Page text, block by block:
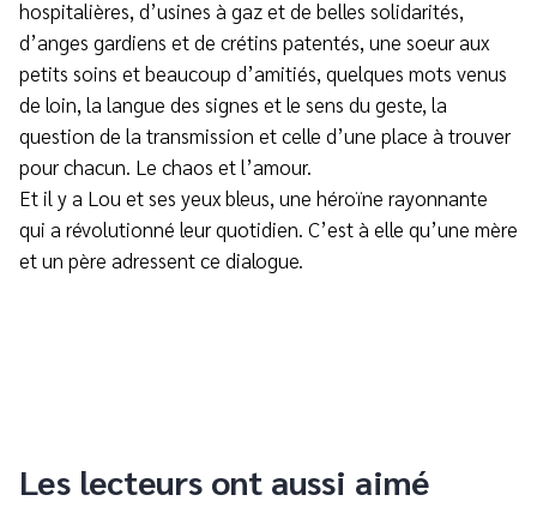
hospitalières, d’usines à gaz et de belles solidarités,
d’anges gardiens et de crétins patentés, une soeur aux
petits soins et beaucoup d’amitiés, quelques mots venus
de loin, la langue des signes et le sens du geste, la
question de la transmission et celle d’une place à trouver
pour chacun. Le chaos et l’amour.
Et il y a Lou et ses yeux bleus, une héroïne rayonnante
qui a révolutionné leur quotidien. C’est à elle qu’une mère
et un père adressent ce dialogue.
Les lecteurs ont aussi aimé